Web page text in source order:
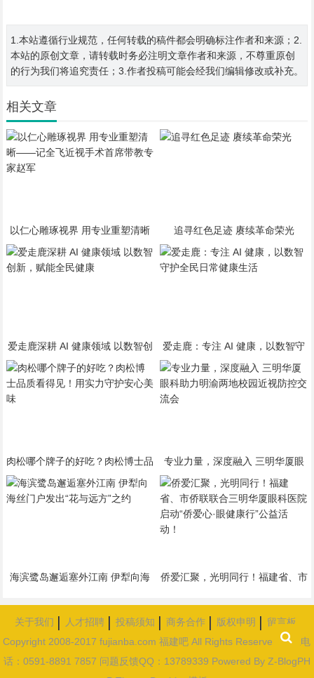
1.本站遵循行业规范，任何转载的稿件都会明确标注作者和来源；2.
本站的原创文章，请转载时务必注明文章作者和来源，不尊重原创
的行为我们将追究责任；3.作者投稿可能会经我们编辑修改或补充。
相关文章
以仁心雕琢视界 用专业重塑清晰
——记全飞近视手术首席带教专家
赵军
追寻红色足迹 赓续革命荣光
爱走鹿深耕 AI 健康领域 以数智创
爱走鹿：专注 AI 健康，以数智守
肉松哪个牌子的好吃？肉松博士品
质看得见！用实力守护安心美味
专业力量，深度融入 三明华厦眼
科助力明渝两地校园近视防控交流
会
海滨鹭岛邂逅塞外江南 伊犁向海
侨爱汇聚，光明同行！福建省、市
动“侨爱心·眼健康行”公益活动！
关于我们
人才招聘 投稿须知 商务合作 版权申明
留言板
Copyright 2008-2017 fujianba.com 福建吧 All Rights Reserved 联系电
话：0591-8891 7857 问题反馈QQ：13789339 Powered By Z-BlogPH